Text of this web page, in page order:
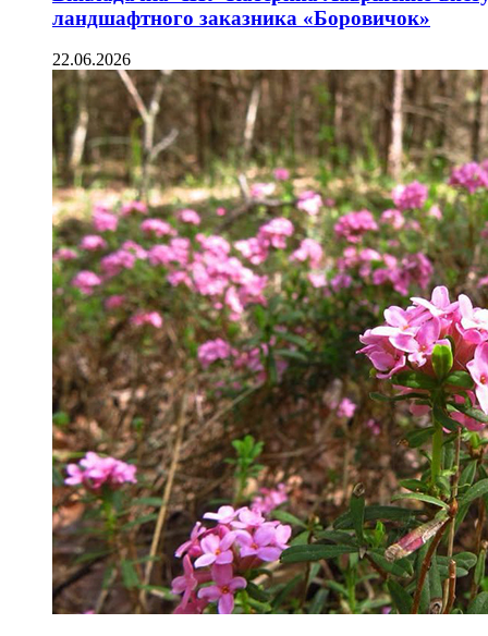
ландшафтного заказника «Боровичок»
22.06.2026